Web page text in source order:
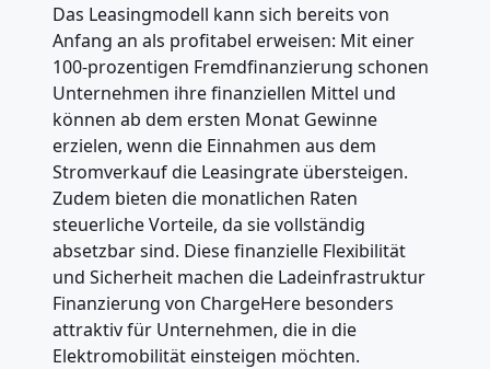
Das Leasingmodell kann sich bereits von
Anfang an als profitabel erweisen: Mit einer
100-prozentigen Fremdfinanzierung schonen
Unternehmen ihre finanziellen Mittel und
können ab dem ersten Monat Gewinne
erzielen, wenn die Einnahmen aus dem
Stromverkauf die Leasingrate übersteigen.
Zudem bieten die monatlichen Raten
steuerliche Vorteile, da sie vollständig
absetzbar sind. Diese finanzielle Flexibilität
und Sicherheit machen die Ladeinfrastruktur
Finanzierung von ChargeHere besonders
attraktiv für Unternehmen, die in die
Elektromobilität einsteigen möchten.